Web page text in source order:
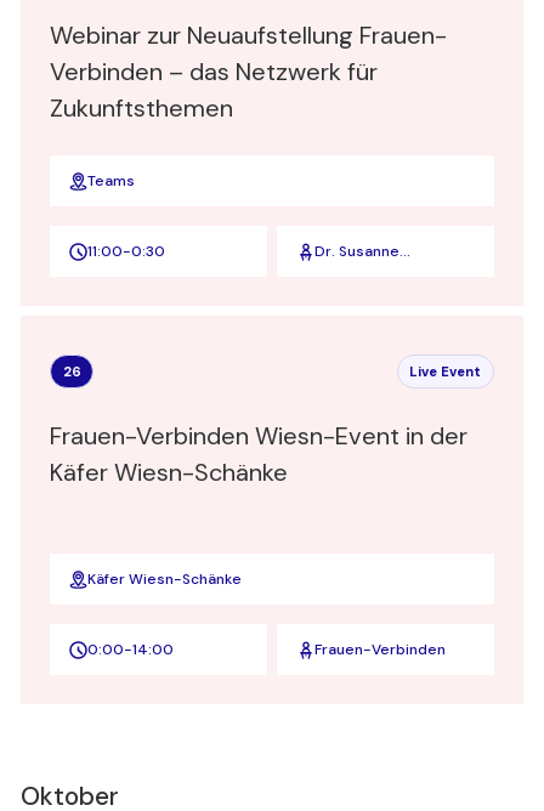
Webinar zur Neuaufstellung Frauen-
Verbinden – das Netzwerk für
Zukunftsthemen
Teams
11:00-0:30
Dr. Susanne
26 Live Event
Frauen-Verbinden Wiesn-Event in der
Käfer Wiesn-Schänke
Käfer Wiesn-Schänke
0:00-14:00 Frauen-Verbinden
Oktober